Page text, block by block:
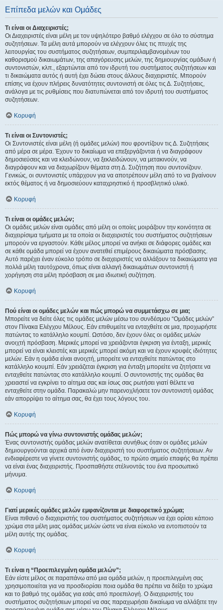
Επίπεδα μελών και Ομάδες
Τι είναι οι Διαχειριστές;
Οι Διαχειριστές είναι μέλη με τον υψηλότερο βαθμό ελέγχου σε όλο το σύστημα
συζητήσεων. Τα μέλη αυτά μπορούν να ελέγχουν όλες τις πτυχές της
λειτουργίας του συστήματος συζητήσεων, συμπεριλαμβανομένων του
καθορισμού δικαιωμάτων, της απαγόρευσης μελών, της δημιουργίας ομάδων ή
συντονιστών, κλπ., εξαρτώνται από τον ιδρυτή του συστήματος συζητήσεων και
τι δικαιώματα αυτός ή αυτή έχει δώσει στους άλλους διαχειριστές. Μπορούν
επίσης να έχουν πλήρεις δυνατότητες συντονιστή σε όλες τις Δ. Συζητήσεις,
ανάλογα με τις ρυθμίσεις που διατυπώνεται από τον ιδρυτή του συστήματος
συζητήσεων.
Κορυφή
Τι είναι οι Συντονιστές;
Οι Συντονιστές είναι μέλη (ή ομάδες μελών) που φροντίζουν τις Δ. Συζητήσεις
από μέρα σε μέρα. Έχουν το δικαίωμα να επεξεργάζονται ή να διαγράφουν
δημοσιεύσεις και να κλειδώνουν, να ξεκλειδώνουν, να μετακινούν, να
διαγράφουν και να διαχωρίζουν θέματα στη Δ. Συζήτηση που συντονίζουν.
Γενικώς, οι συντονιστές υπάρχουν για να αποτρέπουν μέλη από το να βγαίνουν
εκτός θέματος ή να δημοσιεύουν καταχρηστικό ή προσβλητικό υλικό.
Κορυφή
Τι είναι οι ομάδες μελών;
Οι ομάδες μελών είναι ομάδες από μέλη οι οποίες μοιράζουν την κοινότητα σε
διαχειρίσιμα τμήματα με τα οποία οι διαχειριστές του συστήματος συζητήσεων
μπορούν να εργαστούν. Κάθε μέλος μπορεί να ανήκει σε διάφορες ομάδες και
σε κάθε ομάδα μπορεί να έχουν ανατεθεί επιμέρους δικαιώματα πρόσβασης.
Αυτό παρέχει έναν εύκολο τρόπο σε διαχειριστές να αλλάξουν τα δικαιώματα για
πολλά μέλη ταυτόχρονα, όπως είναι αλλαγή δικαιωμάτων συντονιστή ή
χορήγηση στα μέλη πρόσβαση σε μια ιδιωτική συζήτηση.
Κορυφή
Πού είναι οι ομάδες μελών και πώς μπορώ να συμμετάσχω σε μια;
Μπορείτε να δείτε όλες τις ομάδες μελών μέσω του συνδέσμου “Ομάδες μελών”
στον Πίνακα Ελέγχου Μέλους. Εάν επιθυμείτε να ενταχθείτε σε μια, προχωρήστε
πατώντας το κατάλληλο κουμπί. Ωστόσο, δεν έχουν όλες οι ομάδες μελών
ανοιχτή πρόσβαση. Μερικές μπορεί να χρειάζονται έγκριση για ένταξη, μερικές
μπορεί να είναι κλειστές και μερικές μπορεί ακόμη και να έχουν κρυφές ιδιότητες
μελών. Εάν η ομάδα είναι ανοιχτή, μπορείτε να ενταχθείτε πατώντας στο
κατάλληλο κουμπί. Εάν χρειάζεται έγκριση για ένταξη μπορείτε να ζητήσετε να
ενταχθείτε πατώντας στο κατάλληλο κουμπί. Ο συντονιστής της ομάδας θα
χρειαστεί να εγκρίνει το αίτημα σας και ίσως σας ρωτήσει γιατί θέλετε να
ενταχθείτε στην ομάδα. Παρακαλώ μην παρενοχλήσετε τον συντονιστή ομάδας
εάν απορρίψει το αίτημα σας, θα έχει τους λόγους του.
Κορυφή
Πώς μπορώ να γίνω συντονιστής ομάδας μελών;
Ένας συντονιστής ομάδας μελών ανατίθεται συνήθως όταν οι ομάδες μελών
δημιουργούνται αρχικά από έναν διαχειριστή του συστήματος συζητήσεων. Αν
ενδιαφέρεστε να γίνετε συντονιστής ομάδας, το πρώτο σημείο επαφής θα πρέπει
να είναι ένας διαχειριστής. Προσπαθήστε στέλνοντάς του ένα προσωπικό
μήνυμα.
Κορυφή
Γιατί μερικές ομάδες μελών εμφανίζονται με διαφορετικό χρώμα;
Είναι πιθανό ο διαχειριστής του συστήματος συζητήσεων να έχει ορίσει κάποιο
χρώμα στα μέλη μιας ομάδας μελών ώστε να είναι εύκολο να εντοπιστούν τα
μέλη αυτής της ομάδας.
Κορυφή
Τι είναι η “Προεπιλεγμένη ομάδα μελών”;
Εάν είστε μέλος σε παραπάνω από μια ομάδα μελών, η προεπιλεγμένη σας
χρησιμοποιείται για να προσδιορίσει ποια ομάδα θα πρέπει να δείξει το χρώμα
και το βαθμό της ομάδας για εσάς από προεπιλογή. Ο διαχειριστής του
συστήματος συζητήσεων μπορεί να σας παραχωρήσει δικαίωμα να αλλάξετε την